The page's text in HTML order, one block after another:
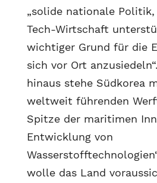
„solide nationale
Tech-Wirtschaft
wichtiger Grund für die
sich vor Ort
hinaus stehe Südkorea
weltweit führenden
Spitze der maritimen
Entwicklung von
wolle das Land